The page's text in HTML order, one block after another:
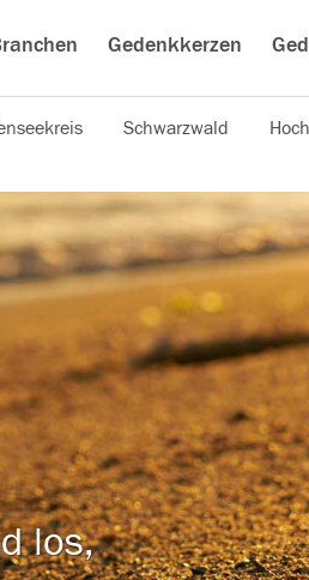
Gedenkkerzen
Schwarzwald
los,